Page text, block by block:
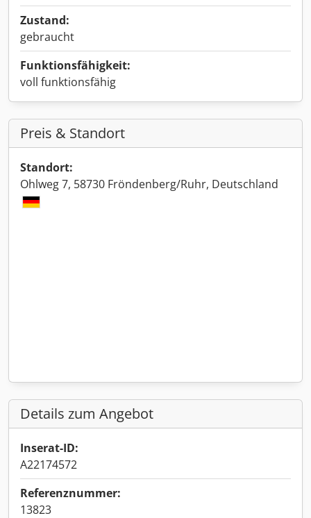
Zustand:
gebraucht
Funktionsfähigkeit:
voll funktionsfähig
Preis & Standort
Standort:
Ohlweg 7, 58730 Fröndenberg/Ruhr, Deutschland
Details zum Angebot
Inserat-ID:
A22174572
Referenznummer:
13823